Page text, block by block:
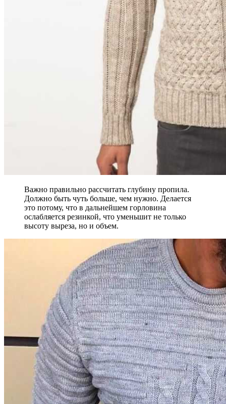
Важно правильно рассчитать глубину пропила.
Должно быть чуть больше, чем нужно. Делается
это потому, что в дальнейшем горловина
ослабляется резинкой, что уменьшит не только
высоту выреза, но и объем.